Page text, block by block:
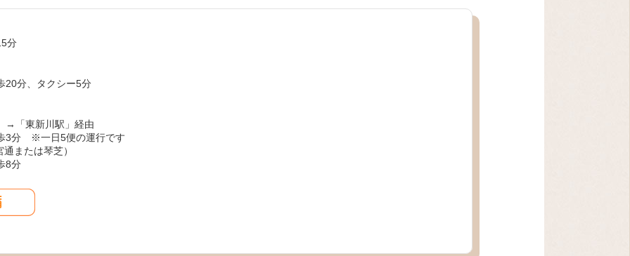
分
20分、タクシー5分
→「東新川駅」経由
3分 ※一日5便の運行です
または琴芝）
8分